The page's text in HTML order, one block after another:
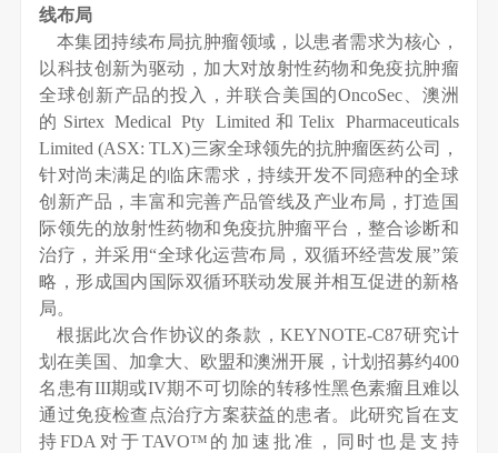
线布局
本集团持续布局抗肿瘤领域，以患者需求为核心，
以科技创新为驱动，加大对放射性药物和免疫抗肿瘤
全球创新产品的投入，并联合美国的OncoSec、澳洲
的Sirtex Medical Pty Limited和Telix Pharmaceuticals
Limited (ASX: TLX)三家全球领先的抗肿瘤医药公司，
针对尚未满足的临床需求，持续开发不同癌种的全球
创新产品，丰富和完善产品管线及产业布局，打造国
际领先的放射性药物和免疫抗肿瘤平台，整合诊断和
治疗，并采用“全球化运营布局，双循环经营发展”策
略，形成国内国际双循环联动发展并相互促进的新格
局。
根据此次合作协议的条款，KEYNOTE-C87研究计
划在美国、加拿大、欧盟和澳洲开展，计划招募约400
名患有III期或IV期不可切除的转移性黑色素瘤且难以
通过免疫检查点治疗方案获益的患者。此研究旨在支
持FDA对于TAVO™的加速批准，同时也是支持